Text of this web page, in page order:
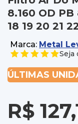
8.160 OD PB
18 19 20 21
Marca: Metal
Seja
ÚLTIMAS
R$